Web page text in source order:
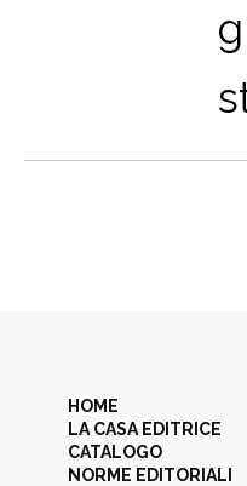
HOME
LA CASA EDITRICE
CATALOGO
NORME EDITORIALI